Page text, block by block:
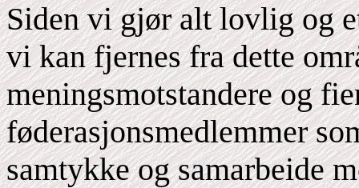
Siden vi gjør alt lovlig og
vi kan fjernes fra dette
meningsmotstandere og
føderasjonsmedlemmer
samtykke og samarbeide